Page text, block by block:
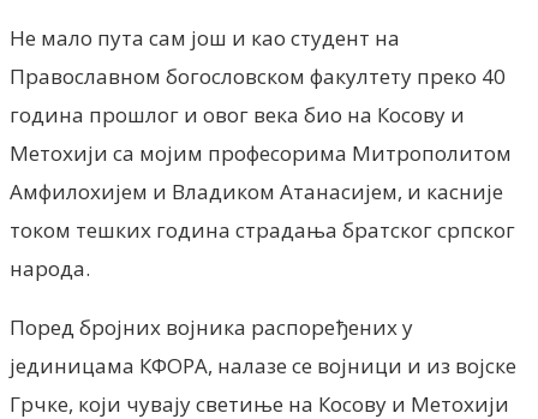
Не мало пута сам још и као студент на
Православном богословском факултету преко 40
година прошлог и овог века био на Косову и
Метохији са мојим професорима Митрополитом
Амфилохијем и Владиком Атанасијем, и касније
током тешких година страдања братског српског
народа.
Поред бројних војника распоређених у
јединицама КФОРА, налазе се војници и из војске
Грчке, који чувају светиње на Косову и Метохији